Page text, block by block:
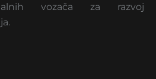
vozača za razvoj